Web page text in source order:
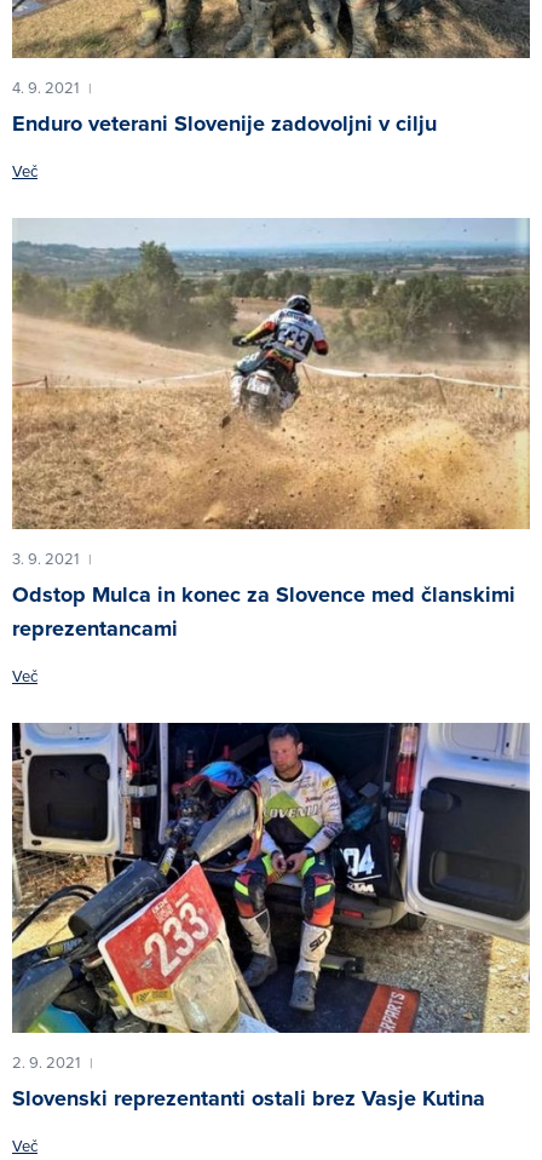
4. 9. 2021 |
Enduro veterani Slovenije zadovoljni v cilju
Več
3. 9. 2021 |
Odstop Mulca in konec za Slovence med članskimi
reprezentancami
Več
2. 9. 2021 |
Slovenski reprezentanti ostali brez Vasje Kutina
Več